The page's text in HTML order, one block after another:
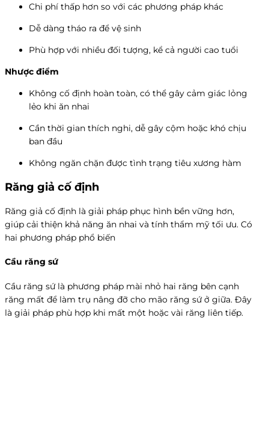
Chi phí thấp hơn so với các phương pháp khác
Dễ dàng tháo ra để vệ sinh
Phù hợp với nhiều đối tượng, kể cả người cao tuổi
Nhược điểm
Không cố định hoàn toàn, có thể gây cảm giác lỏng
lẻo khi ăn nhai
Cần thời gian thích nghi, dễ gây cộm hoặc khó chịu
ban đầu
Không ngăn chặn được tình trạng tiêu xương hàm
Răng giả cố định
Răng giả cố định là giải pháp phục hình bền vững hơn,
giúp cải thiện khả năng ăn nhai và tính thẩm mỹ tối ưu. Có
hai phương pháp phổ biến
Cầu răng sứ
Cầu răng sứ là phương pháp mài nhỏ hai răng bên cạnh
răng mất để làm trụ nâng đỡ cho mão răng sứ ở giữa. Đây
là giải pháp phù hợp khi mất một hoặc vài răng liên tiếp.